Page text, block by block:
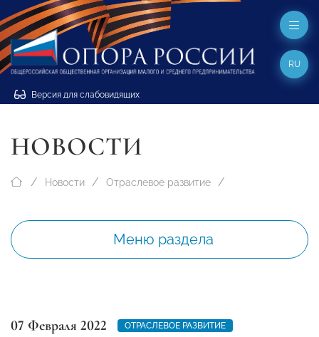
Версия для слабовидящих
RU
НОВОСТИ
Новости Отраслевое развитие
Меню раздела
07 Февраля 2022
ОТРАСЛЕВОЕ РАЗВИТИЕ